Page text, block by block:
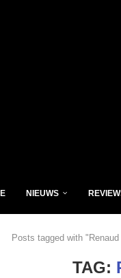
NIEUWS
Posts tagged with "Renaud
TAG: